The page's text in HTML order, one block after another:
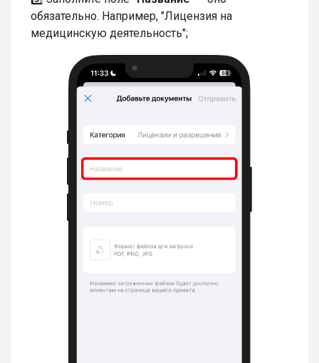
обязательно. Например, "Лицензия на
медицинскую деятельность";